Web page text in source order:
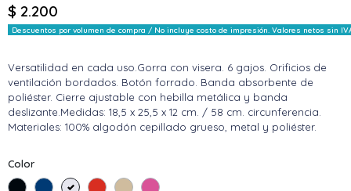
$ 2.200
Descuentos por volumen de compra / No incluye costo de impresión. Valores netos sin
Versatilidad en cada uso.Gorra con visera. 6 gajos. Orificios de
ventilación bordados. Botón forrado. Banda absorbente de
poliéster. Cierre ajustable con hebilla metálica y banda
deslizante.Medidas: 18,5 x 25,5 x 12 cm. / 58 cm. circunferencia.
Materiales: 100% algodón cepillado grueso, metal y poliéster.
Color
NegroAzul BlancoRojo BeigeRosa